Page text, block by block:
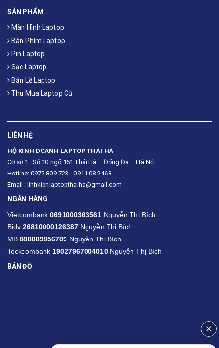
SẢN PHẨM
Màn Hình Laptop
Bàn Phím Laptop
Pin Laptop
Sạc Laptop
Bản Lề Laptop
Thu Mua Laptop Cũ
LIÊN HỆ
HỘ KINH DOANH LAPTOP THÁI HÀ
Cơ sở 1 : Số 10 ngõ 161 Thái Hà – Đống Đa – Hà Nội
Hotline: 0977.809.723 - 0911.08.2468
Email : linhkienlaptopthaiha@gmail.com
NGÂN HÀNG
Vietcombank0691000363561 Nguyễn Thị Bích
Bidv 26810000126387Nguyễn Thị Bích
MB888889856789 Nguyễn Thị Bích
Teckcombank 19027967004010Nguyễn Thị Bích
BẢN ĐỒ